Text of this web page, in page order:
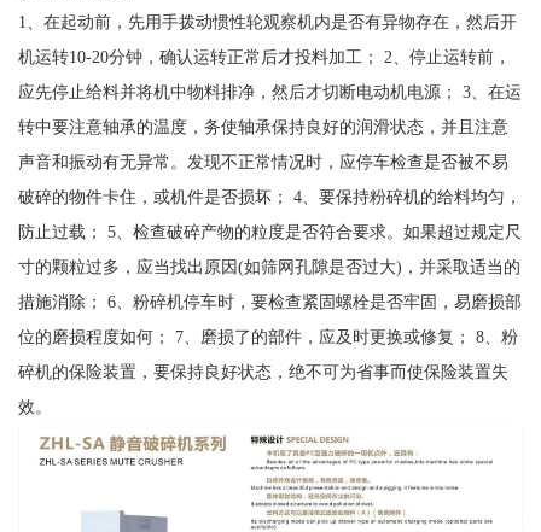
1、在起动前，先用手拨动惯性轮观察机内是否有异物存在，然后开
机运转10-20分钟，确认运转正常后才投料加工； 2、停止运转前，
应先停止给料并将机中物料排净，然后才切断电动机电源； 3、在运
转中要注意轴承的温度，务使轴承保持良好的润滑状态，并且注意
声音和振动有无异常。发现不正常情况时，应停车检查是否被不易
破碎的物件卡住，或机件是否损坏； 4、要保持粉碎机的给料均匀，
防止过载； 5、检查破碎产物的粒度是否符合要求。如果超过规定尺
寸的颗粒过多，应当找出原因(如筛网孔隙是否过大)，并采取适当的
措施消除； 6、粉碎机停车时，要检查紧固螺栓是否牢固，易磨损部
位的磨损程度如何； 7、磨损了的部件，应及时更换或修复； 8、粉
碎机的保险装置，要保持良好状态，绝不可为省事而使保险装置失
效。